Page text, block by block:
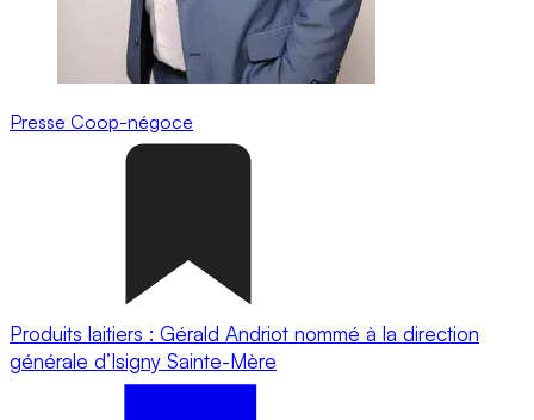
Presse Coop-négoce
Produits laitiers : Gérald Andriot nommé à la direction
générale d’Isigny Sainte-Mère